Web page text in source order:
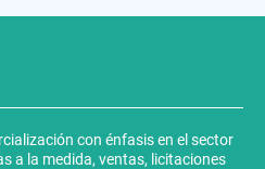
con énfasis en el sector
a la medida, ventas, licitaciones